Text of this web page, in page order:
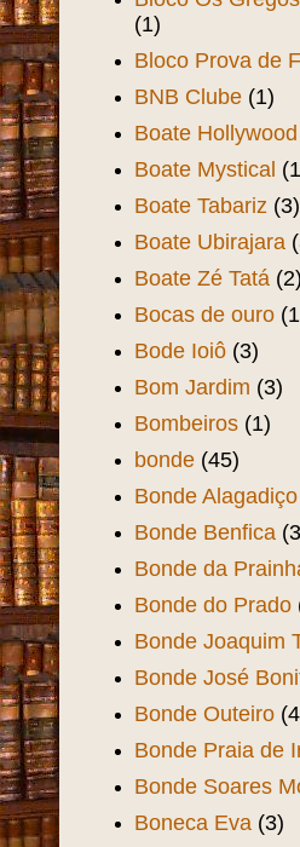
(1)
Bloco Prova de
BNB Clube (1)
Boate Hollywood
Boate Mystical
Boate Tabariz (3)
Boate Ubirajara
Boate Zé Tatá (2)
Bocas de ouro
Bode Ioiô (3)
Bom Jardim (3)
Bombeiros (1)
bonde (45)
Bonde Alagadiço
Bonde Benfica
Bonde da
Bonde do Prado
Bonde Joaquim
Bonde José
Bonde Outeiro
Bonde Praia de
Bonde Soares
Boneca Eva (3)